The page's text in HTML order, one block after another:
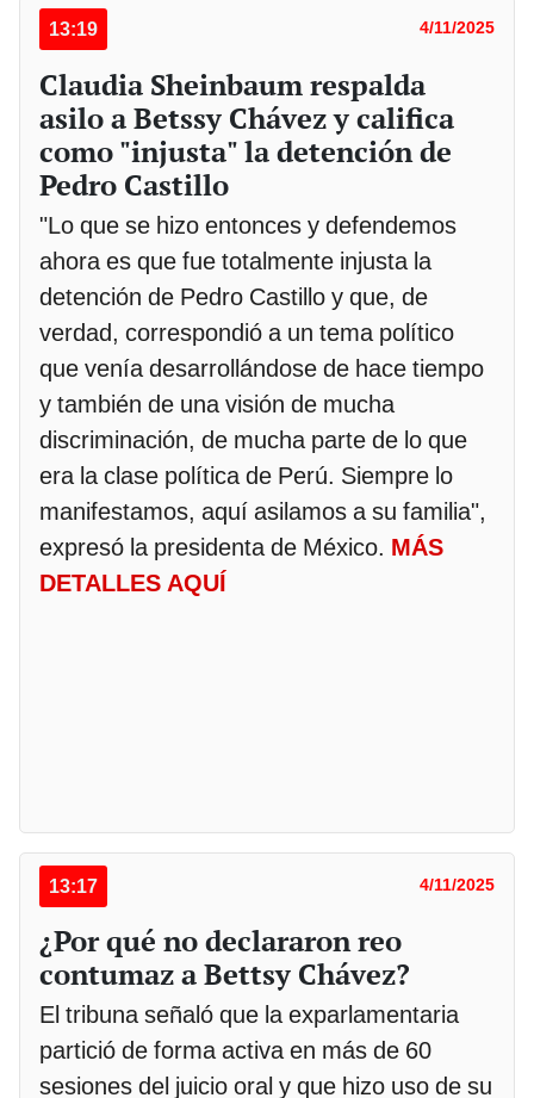
13:19 4/11/2025
Claudia Sheinbaum respalda
asilo a Betssy Chávez y califica
como "injusta" la detención de
Pedro Castillo
"Lo que se hizo entonces y defendemos
ahora es que fue totalmente injusta la
detención de Pedro Castillo y que, de
verdad, correspondió a un tema político
que venía desarrollándose de hace tiempo
y también de una visión de mucha
discriminación, de mucha parte de lo que
era la clase política de Perú. Siempre lo
manifestamos, aquí asilamos a su familia",
expresó la presidenta de México. MÁS
DETALLES AQUÍ
13:17 4/11/2025
¿Por qué no declararon reo
contumaz a Bettsy Chávez?
El tribuna señaló que la exparlamentaria
partició de forma activa en más de 60
sesiones del juicio oral y que hizo uso de su